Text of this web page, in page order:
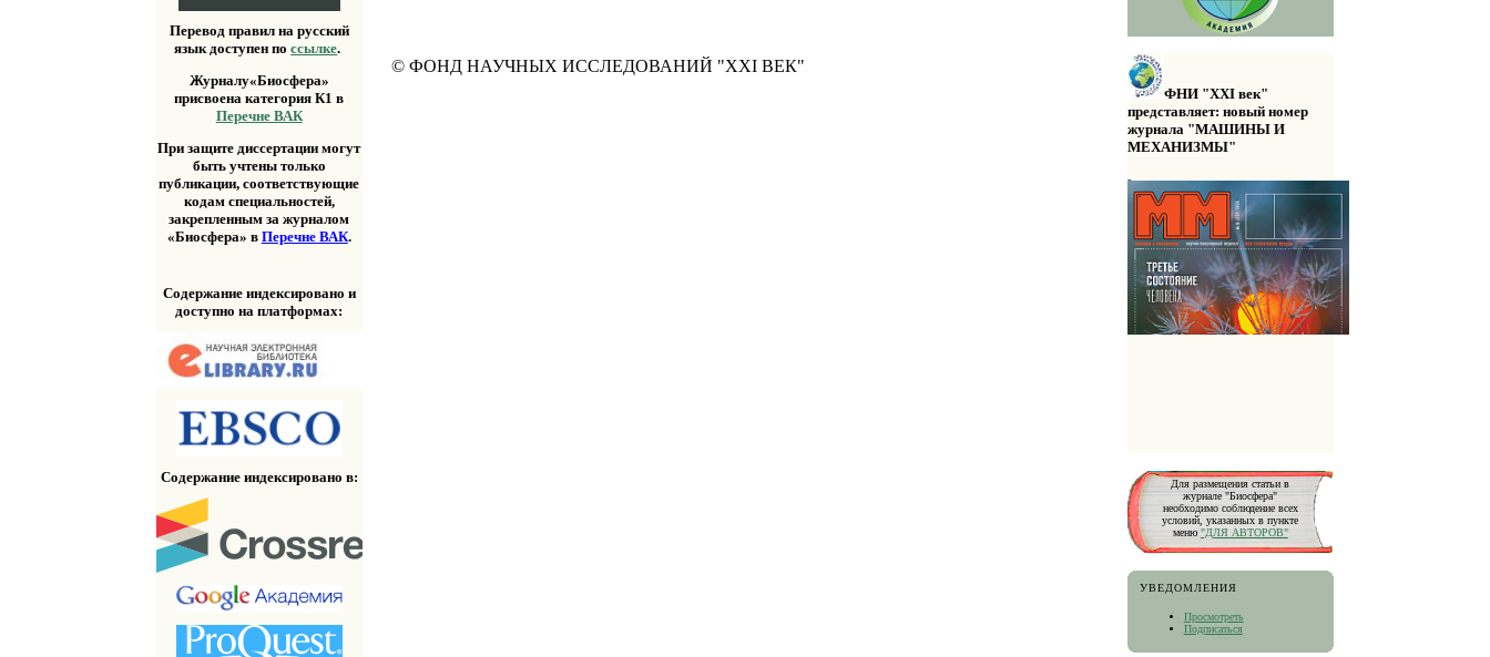
Перевод правил на русский
язык доступен поссылке.
Журналу«Биосфера»
присвоена категория К1 в
Перечне ВАК
При защите диссертации могут
быть учтены только
публикации, соответствующие
кодам специальностей,
закрепленным за журналом
«Биосфера» в Перечне ВАК.
Содержание индексировано и
доступно на платформах:
Содержание индексировано в:
ФНИ "XXI век"
представляет: новый номер
журнала "МАШИНЫ И
МЕХАНИЗМЫ"
Для размещения статьи в
журнале "Биосфера"
необходимо соблюдение всех
условий, указанных в пункте
меню "ДЛЯ АВТОРОВ"
УВЕДОМЛЕНИЯ
Просмотреть
Подписаться
© ФОНД НАУЧНЫХ ИССЛЕДОВАНИЙ "XXI ВЕК"